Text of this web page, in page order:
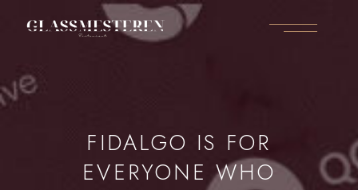
FIDALGO IS FOR
EVERYONE WHO